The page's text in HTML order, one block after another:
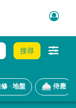
搜尋
· 地盤 侍應